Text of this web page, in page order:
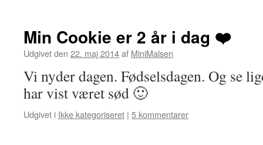
Min Cookie er 2 år i dag ❤️
Udgivet den 22. maj 2014af MiniMalsen
Vi nyder dagen. Fødselsdagen. Og se
har vist været sød 🙂
Udgivet i Ikke kategoriseret | 5 kommentarer